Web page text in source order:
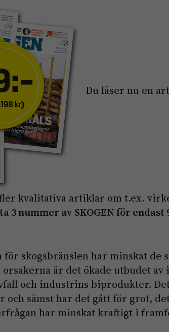
Du läser nu en
kvalitativa artiklar om t.ex.
3 nummer av SKOGEN för endast
för skogsbränslen har minskat de
orsakerna är det ökade utbudet
och industrins biprodukter.
och sämst har det gått för grot,
har minskat kraftigt i